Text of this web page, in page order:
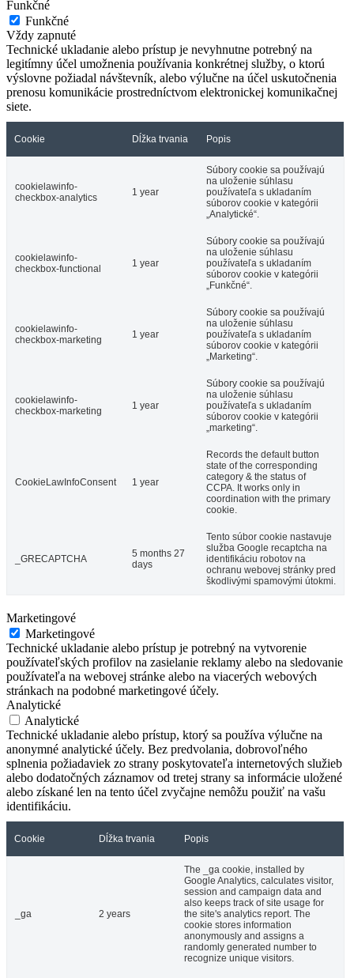
Funkčné
Funkčné
Vždy zapnuté
Technické ukladanie alebo prístup je nevyhnutne potrebný na
legitímny účel umožnenia používania konkrétnej služby, o ktorú
výslovne požiadal návštevník, alebo výlučne na účel uskutočnenia
prenosu komunikácie prostredníctvom elektronickej komunikačnej
siete.
Cookie Dĺžka trvania Popis
cookielawinfo-
checkbox-analytics
1 year
Súbory cookie sa používajú
na uloženie súhlasu
používateľa s ukladaním
súborov cookie v kategórii
„Analytické“.
cookielawinfo-
checkbox-functional
1 year
Súbory cookie sa používajú
na uloženie súhlasu
používateľa s ukladaním
súborov cookie v kategórii
„Funkčné“.
cookielawinfo-
checkbox-marketing
1 year
Súbory cookie sa používajú
na uloženie súhlasu
používateľa s ukladaním
súborov cookie v kategórii
„Marketing“.
cookielawinfo-
checkbox-marketing
1 year
Súbory cookie sa používajú
na uloženie súhlasu
používateľa s ukladaním
súborov cookie v kategórii
„marketing“.
CookieLawInfoConsent 1 year
Records the default button
state of the corresponding
category & the status of
CCPA. It works only in
coordination with the primary
cookie.
_GRECAPTCHA
5 months 27
days
Tento súbor cookie nastavuje
služba Google recaptcha na
identifikáciu robotov na
ochranu webovej stránky pred
škodlivými spamovými útokmi.
Marketingové
Marketingové
Technické ukladanie alebo prístup je potrebný na vytvorenie
používateľských profilov na zasielanie reklamy alebo na sledovanie
používateľa na webovej stránke alebo na viacerých webových
stránkach na podobné marketingové účely.
Analytické
Analytické
Technické ukladanie alebo prístup, ktorý sa používa výlučne na
anonymné analytické účely. Bez predvolania, dobrovoľného
splnenia požiadaviek zo strany poskytovateľa internetových služieb
alebo dodatočných záznamov od tretej strany sa informácie uložené
alebo získané len na tento účel zvyčajne nemôžu použiť na vašu
identifikáciu.
Cookie Dĺžka trvania Popis
_ga 2 years
The _ga cookie, installed by
Google Analytics, calculates visitor,
session and campaign data and
also keeps track of site usage for
the site's analytics report. The
cookie stores information
anonymously and assigns a
randomly generated number to
recognize unique visitors.